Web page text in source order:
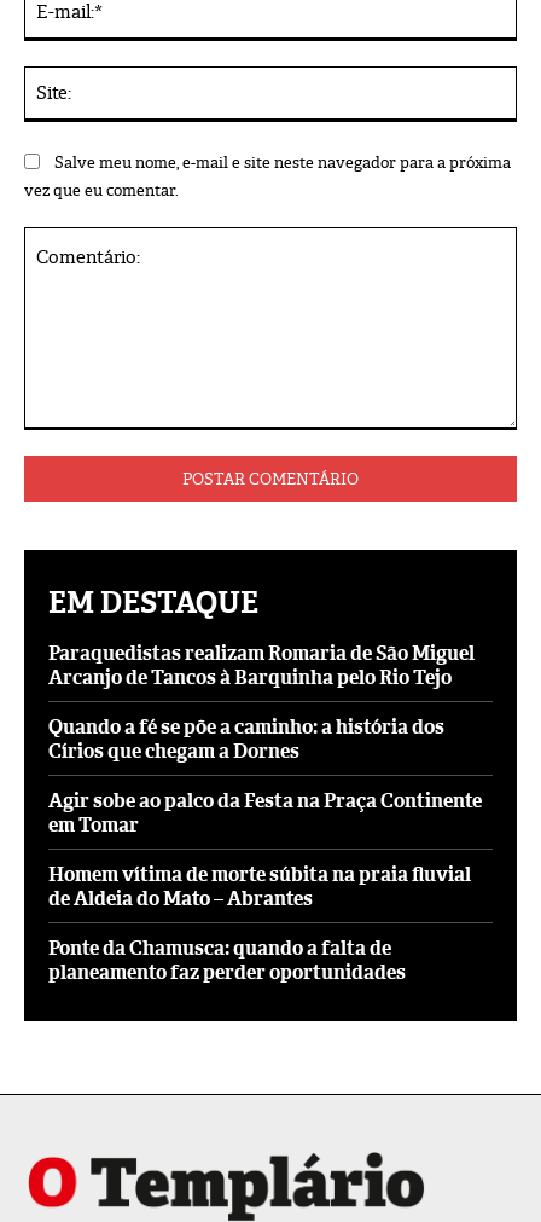
Salve meu nome, e-mail e site neste navegador para a próxima
vez que eu comentar.
EM DESTAQUE
Paraquedistas realizam Romaria de São Miguel
Arcanjo de Tancos à Barquinha pelo Rio Tejo
Quando a fé se põe a caminho: a história dos
Círios que chegam a Dornes
Agir sobe ao palco da Festa na Praça Continente
em Tomar
Homem vítima de morte súbita na praia fluvial
de Aldeia do Mato – Abrantes
Ponte da Chamusca: quando a falta de
planeamento faz perder oportunidades